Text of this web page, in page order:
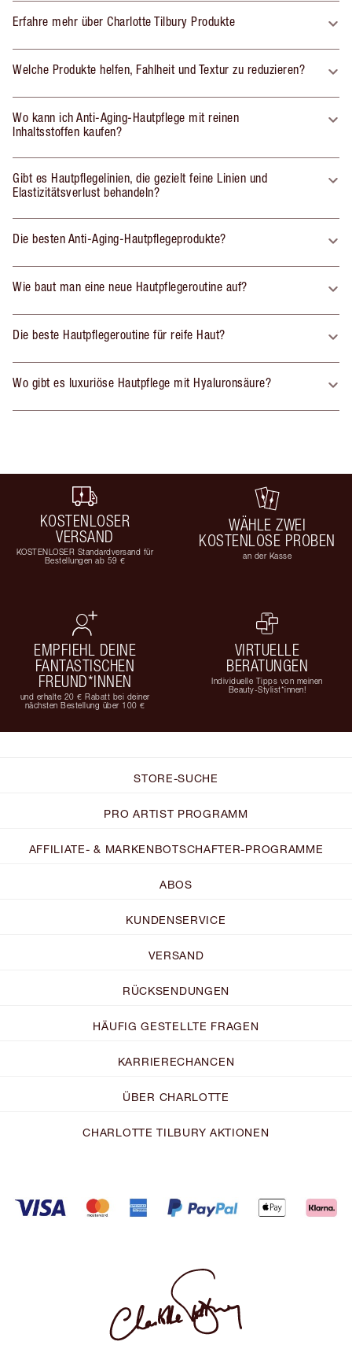
Erfahre mehr über Charlotte Tilbury Produkte
Welche Produkte helfen, Fahlheit und Textur zu reduzieren?
Wo kann ich Anti-Aging-Hautpflege mit reinen
Inhaltsstoffen kaufen?
Gibt es Hautpflegelinien, die gezielt feine Linien und
Elastizitätsverlust behandeln?
Die besten Anti-Aging-Hautpflegeprodukte?
Wie baut man eine neue Hautpflegeroutine auf?
Die beste Hautpflegeroutine für reife Haut?
Wo gibt es luxuriöse Hautpflege mit Hyaluronsäure?
KOSTENLOSER
VERSAND
KOSTENLOSER Standardversand für
Bestellungen ab 59 €
WÄHLE ZWEI
KOSTENLOSE PROBEN
an der Kasse
EMPFIEHL DEINE
FANTASTISCHEN
FREUND*INNEN
und erhalte 20 € Rabatt bei deiner
nächsten Bestellung über 100 €
VIRTUELLE
BERATUNGEN
Individuelle Tipps von meinen
Beauty-Stylist*innen!
STORE-SUCHE
PRO ARTIST PROGRAMM
AFFILIATE- & MARKENBOTSCHAFTER-PROGRAMME
ABOS
KUNDENSERVICE
VERSAND
RÜCKSENDUNGEN
HÄUFIG GESTELLTE FRAGEN
KARRIERECHANCEN
ÜBER CHARLOTTE
CHARLOTTE TILBURY AKTIONEN